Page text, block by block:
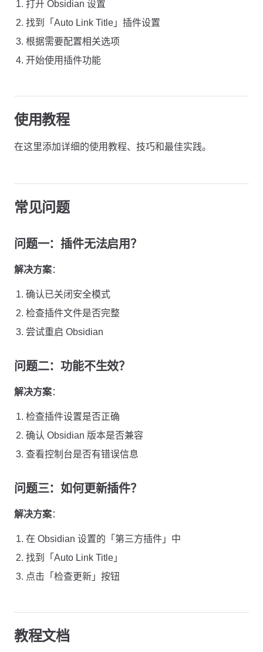
打开 Obsidian 设置
找到「Auto Link Title」插件设置
根据需要配置相关选项
开始使用插件功能
使用教程
在这里添加详细的使用教程、技巧和最佳实践。
常见问题
问题一：插件无法启用？
解决方案：
确认已关闭安全模式
检查插件文件是否完整
尝试重启 Obsidian
问题二：功能不生效？
解决方案：
检查插件设置是否正确
确认 Obsidian 版本是否兼容
查看控制台是否有错误信息
问题三：如何更新插件？
解决方案：
在 Obsidian 设置的「第三方插件」中
找到「Auto Link Title」
点击「检查更新」按钮
教程文档